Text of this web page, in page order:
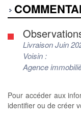
Livraison Juin
Voisin :
Agence
Pour accéder aux
identifier ou de créer